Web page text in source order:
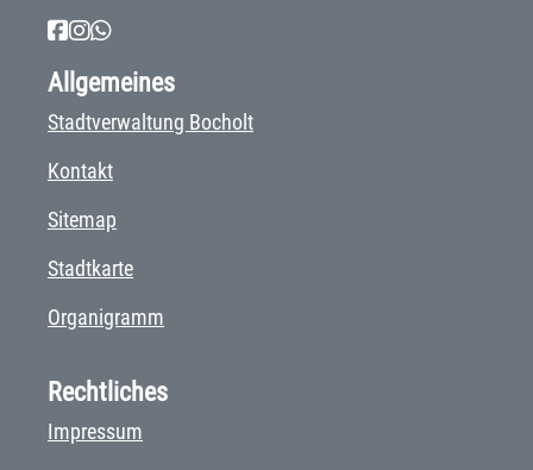
Allgemeines
Stadtverwaltung Bocholt
Kontakt
Sitemap
Stadtkarte
Organigramm
Rechtliches
Impressum